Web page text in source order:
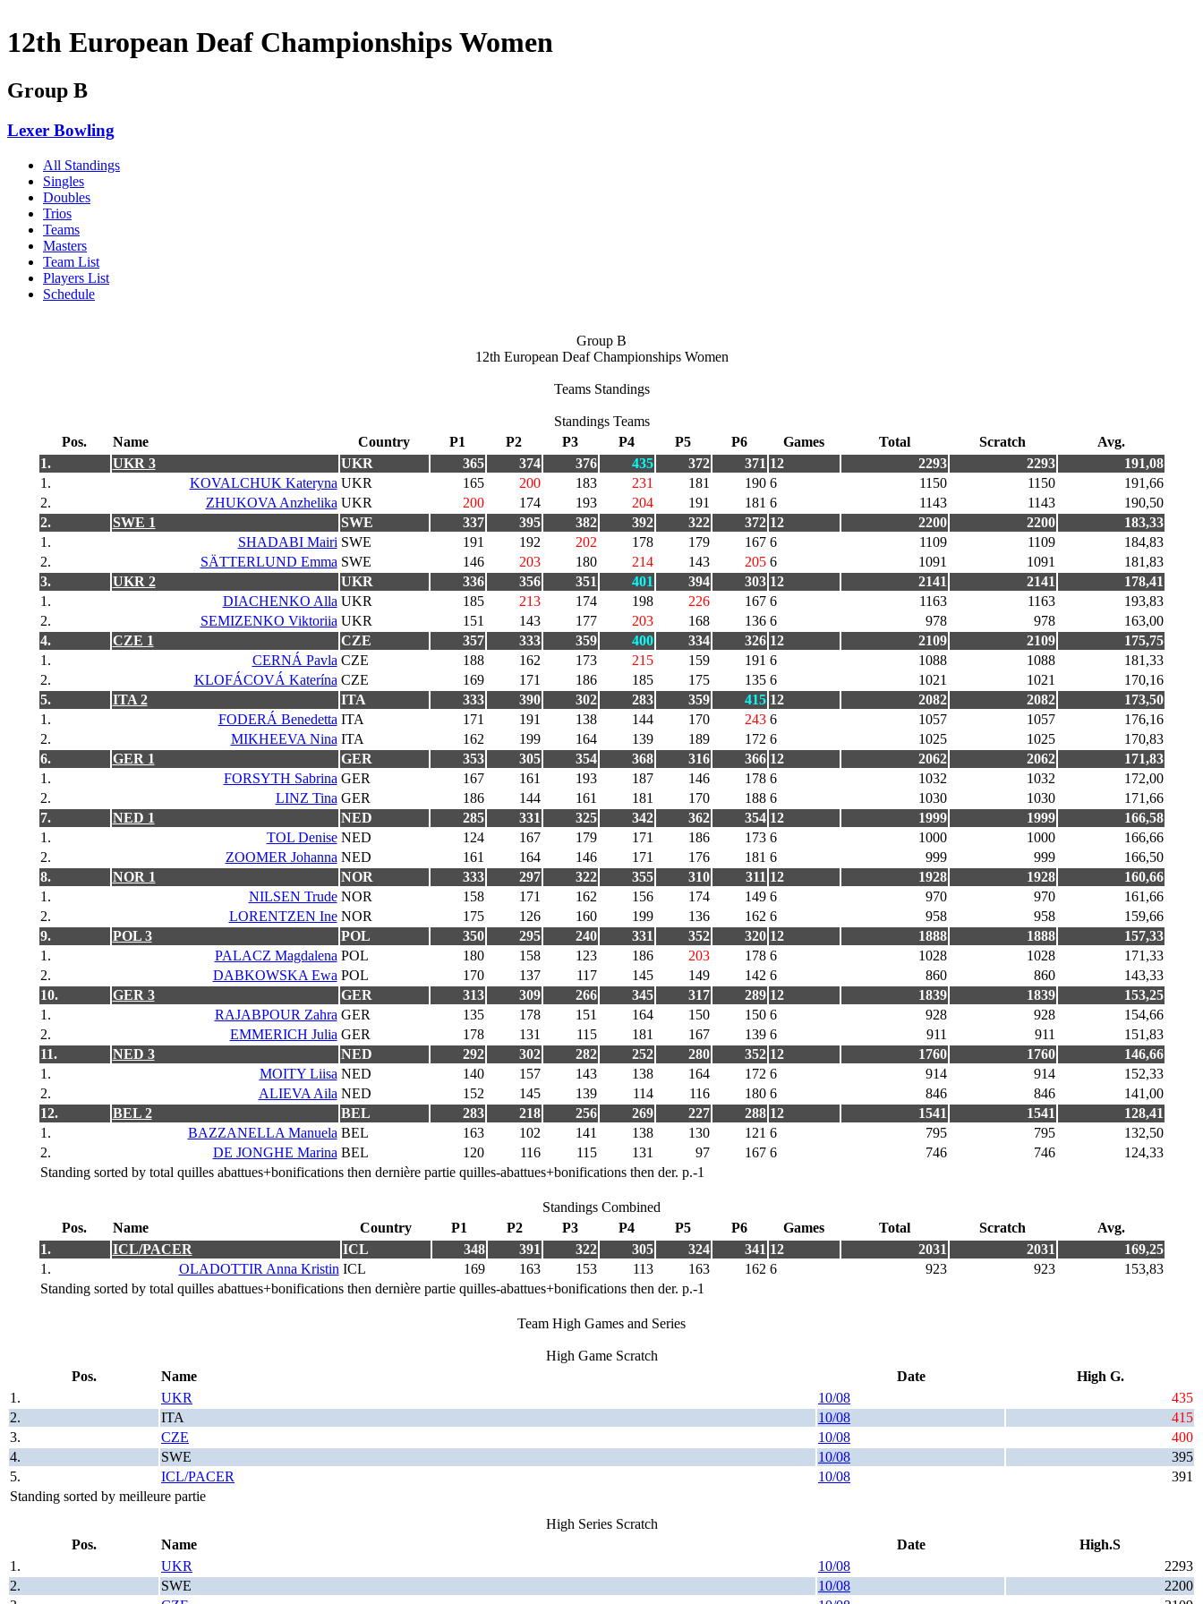
12th European Deaf Championships Women
Group B
Lexer Bowling
All Standings
Singles
Doubles
Trios
Teams
Masters
Team List
Players List
Schedule
Group B
12th European Deaf Championships Women
Teams Standings
Standings Teams
Pos.
Name Country P1 P2 P3 P4 P5 P6 Games Total Scratch
Avg.
1.
UKR 3 UKR 365 374 376 435 372 371 12 2293 2293
191,08
1.
KOVALCHUK Kateryna UKR 165 200 183 231 181 190 6 1150 1150
191,66
2.
ZHUKOVA Anzhelika UKR 200 174 193 204 191 181 6 1143 1143
190,50
2.
SWE 1 SWE 337 395 382 392 322 372 12 2200 2200
183,33
1.
SHADABI Mairi SWE 191 192 202 178 179 167 6 1109 1109
184,83
2.
SÄTTERLUND Emma SWE 146 203 180 214 143 205 6 1091 1091
181,83
3.
UKR 2 UKR 336 356 351 401 394 303 12 2141 2141
178,41
1.
DIACHENKO Alla UKR 185 213 174 198 226 167 6 1163 1163
193,83
2.
SEMIZENKO Viktoriia UKR 151 143 177 203 168 136 6 978 978
163,00
4.
CZE 1 CZE 357 333 359 400 334 326 12 2109 2109
175,75
1.
CERNÁ Pavla CZE 188 162 173 215 159 191 6 1088 1088
181,33
2.
KLOFÁCOVÁ Katerína CZE 169 171 186 185 175 135 6 1021 1021
170,16
5.
ITA 2 ITA 333 390 302 283 359 415 12 2082 2082
173,50
1.
FODERÁ Benedetta ITA 171 191 138 144 170 243 6 1057 1057
176,16
2.
MIKHEEVA Nina ITA 162 199 164 139 189 172 6 1025 1025
170,83
6.
GER 1 GER 353 305 354 368 316 366 12 2062 2062
171,83
1.
FORSYTH Sabrina GER 167 161 193 187 146 178 6 1032 1032
172,00
2.
LINZ Tina GER 186 144 161 181 170 188 6 1030 1030
171,66
7.
NED 1 NED 285 331 325 342 362 354 12 1999 1999
166,58
1.
TOL Denise NED 124 167 179 171 186 173 6 1000 1000
166,66
2.
ZOOMER Johanna NED 161 164 146 171 176 181 6 999 999
166,50
8.
NOR 1 NOR 333 297 322 355 310 311 12 1928 1928
160,66
1.
NILSEN Trude NOR 158 171 162 156 174 149 6 970 970
161,66
2.
LORENTZEN Ine NOR 175 126 160 199 136 162 6 958 958
159,66
9.
POL 3 POL 350 295 240 331 352 320 12 1888 1888
157,33
1.
PALACZ Magdalena POL 180 158 123 186 203 178 6 1028 1028
171,33
2.
DABKOWSKA Ewa POL 170 137 117 145 149 142 6 860 860
143,33
10.
GER 3 GER 313 309 266 345 317 289 12 1839 1839
153,25
1.
RAJABPOUR Zahra GER 135 178 151 164 150 150 6 928 928
154,66
2.
EMMERICH Julia GER 178 131 115 181 167 139 6 911 911
151,83
11.
NED 3 NED 292 302 282 252 280 352 12 1760 1760
146,66
1.
MOITY Liisa NED 140 157 143 138 164 172 6 914 914
152,33
2.
ALIEVA Aila NED 152 145 139 114 116 180 6 846 846
141,00
12.
BEL 2 BEL 283 218 256 269 227 288 12 1541 1541
128,41
1.
BAZZANELLA Manuela BEL 163 102 141 138 130 121 6 795 795
132,50
2.
DE JONGHE Marina BEL 120 116 115 131 97 167 6 746 746
124,33
Standing sorted by total quilles abattues+bonifications then dernière partie quilles-abattues+bonifications then der. p.-1
Standings Combined
Pos.
Name Country P1 P2 P3 P4 P5 P6 Games Total Scratch
Avg.
1.
ICL/PACER ICL 348 391 322 305 324 341 12 2031 2031
169,25
1.
OLADOTTIR Anna Kristin ICL 169 163 153 113 163 162 6 923 923
153,83
Standing sorted by total quilles abattues+bonifications then dernière partie quilles-abattues+bonifications then der. p.-1
Team High Games and Series
High Game Scratch
Pos.
Name Date
High G.
1.
UKR 10/08
435
2.
ITA 10/08
415
3.
CZE 10/08
400
4.
SWE 10/08
395
5.
ICL/PACER 10/08
391
Standing sorted by meilleure partie
High Series Scratch
Pos.
Name Date
High.S
1.
UKR 10/08
2293
2.
SWE 10/08
2200